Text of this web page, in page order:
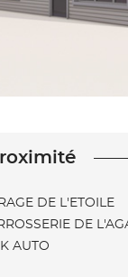
DE L'ETOILE
DE
AUTO